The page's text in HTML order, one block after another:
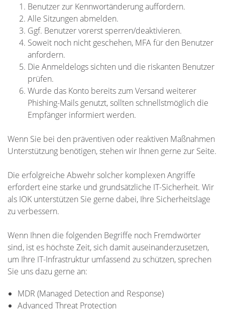
Benutzer zur Kennwortänderung auffordern.
Alle Sitzungen abmelden.
Ggf. Benutzer vorerst sperren/deaktivieren.
Soweit noch nicht geschehen, MFA für den Benutzer
anfordern.
Die Anmeldelogs sichten und die riskanten Benutzer
prüfen.
Wurde das Konto bereits zum Versand weiterer
Phishing-Mails genutzt, sollten schnellstmöglich die
Empfänger informiert werden.
Wenn Sie bei den präventiven oder reaktiven Maßnahmen
Unterstützung benötigen, stehen wir Ihnen gerne zur Seite.
Die erfolgreiche Abwehr solcher komplexen Angriffe
erfordert eine starke und grundsätzliche IT-Sicherheit. Wir
als IOK unterstützen Sie gerne dabei, Ihre Sicherheitslage
zu verbessern.
Wenn Ihnen die folgenden Begriffe noch Fremdwörter
sind, ist es höchste Zeit, sich damit auseinanderzusetzen,
um Ihre IT-Infrastruktur umfassend zu schützen, sprechen
Sie uns dazu gerne an:
MDR (Managed Detection and Response)
Advanced Threat Protection